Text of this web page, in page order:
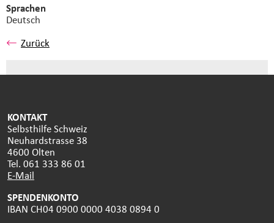
Sprachen
Deutsch
Zurück
KONTAKT
Selbsthilfe Schweiz
Neuhardstrasse 38
4600 Olten
Tel. 061 333 86 01
E-Mail
SPENDENKONTO
IBAN CH04 0900 0000 4038 0894 0